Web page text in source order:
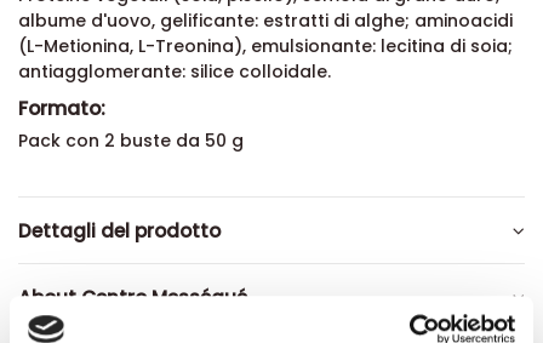
albume d'uovo, gelificante: estratti di alghe; aminoacidi
(L-Metionina, L-Treonina), emulsionante: lecitina di soia;
antiagglomerante: silice colloidale.
Formato:
Pack con 2 buste da 50 g
Dettagli del prodotto
About Centro Mességué